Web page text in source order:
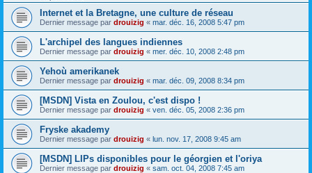
Internet et la Bretagne, une culture de réseau
Dernier message par drouizig « mar. déc. 16, 2008 5:47 pm
L'archipel des langues indiennes
Dernier message par drouizig « mer. déc. 10, 2008 2:48 pm
Yehoù amerikanek
Dernier message par drouizig « mar. déc. 09, 2008 8:34 pm
[MSDN] Vista en Zoulou, c'est dispo !
Dernier message par drouizig « ven. déc. 05, 2008 2:36 pm
Fryske akademy
Dernier message par drouizig « lun. nov. 17, 2008 9:45 am
[MSDN] LIPs disponibles pour le géorgien et l'oriya
Dernier message par drouizig « sam. oct. 04, 2008 7:45 am